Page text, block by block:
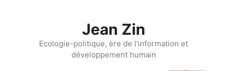
Jean Zin
Ecologie-politique, ère de l'information et
développement humain